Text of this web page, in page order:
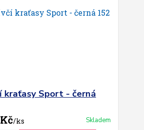
kraťasy Sport - černá
/ks Skladem